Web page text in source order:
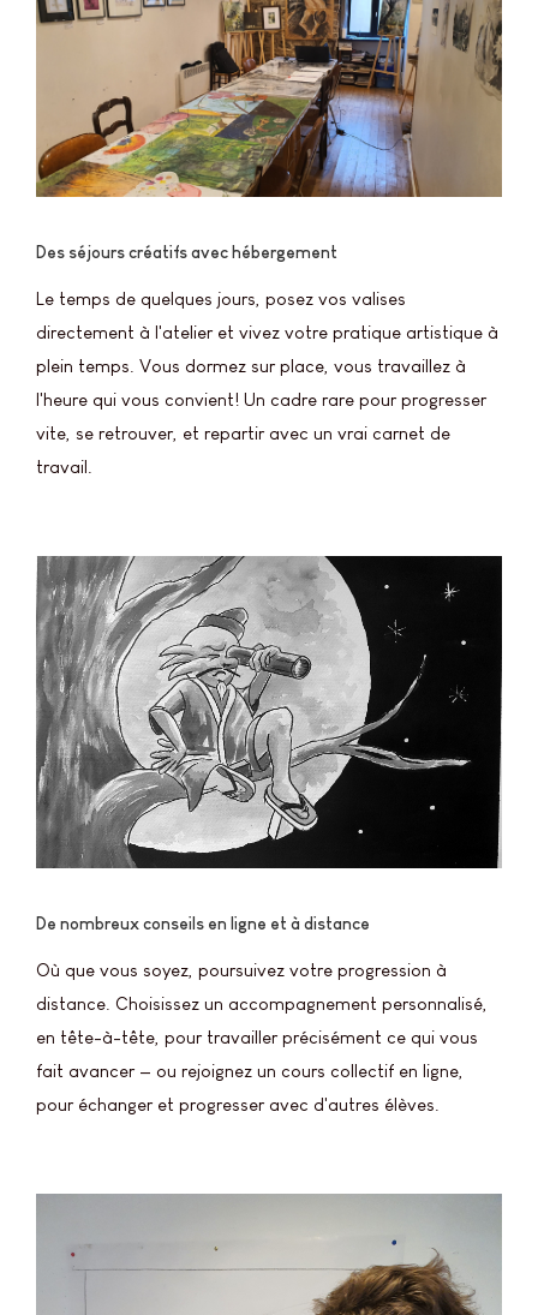
Des séjours créatifs avec hébergement
Le temps de quelques jours, posez vos valises
directement à l'atelier et vivez votre pratique artistique à
plein temps. Vous dormez sur place, vous travaillez à
l'heure qui vous convient! Un cadre rare pour progresser
vite, se retrouver, et repartir avec un vrai carnet de
travail.
De nombreux conseils en ligne et à distance
Où que vous soyez, poursuivez votre progression à
distance. Choisissez un accompagnement personnalisé,
en tête-à-tête, pour travailler précisément ce qui vous
fait avancer — ou rejoignez un cours collectif en ligne,
pour échanger et progresser avec d'autres élèves.